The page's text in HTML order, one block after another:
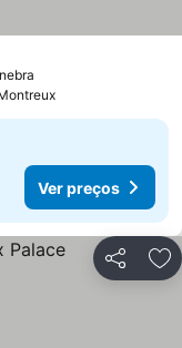
Ver preços
Partilhar